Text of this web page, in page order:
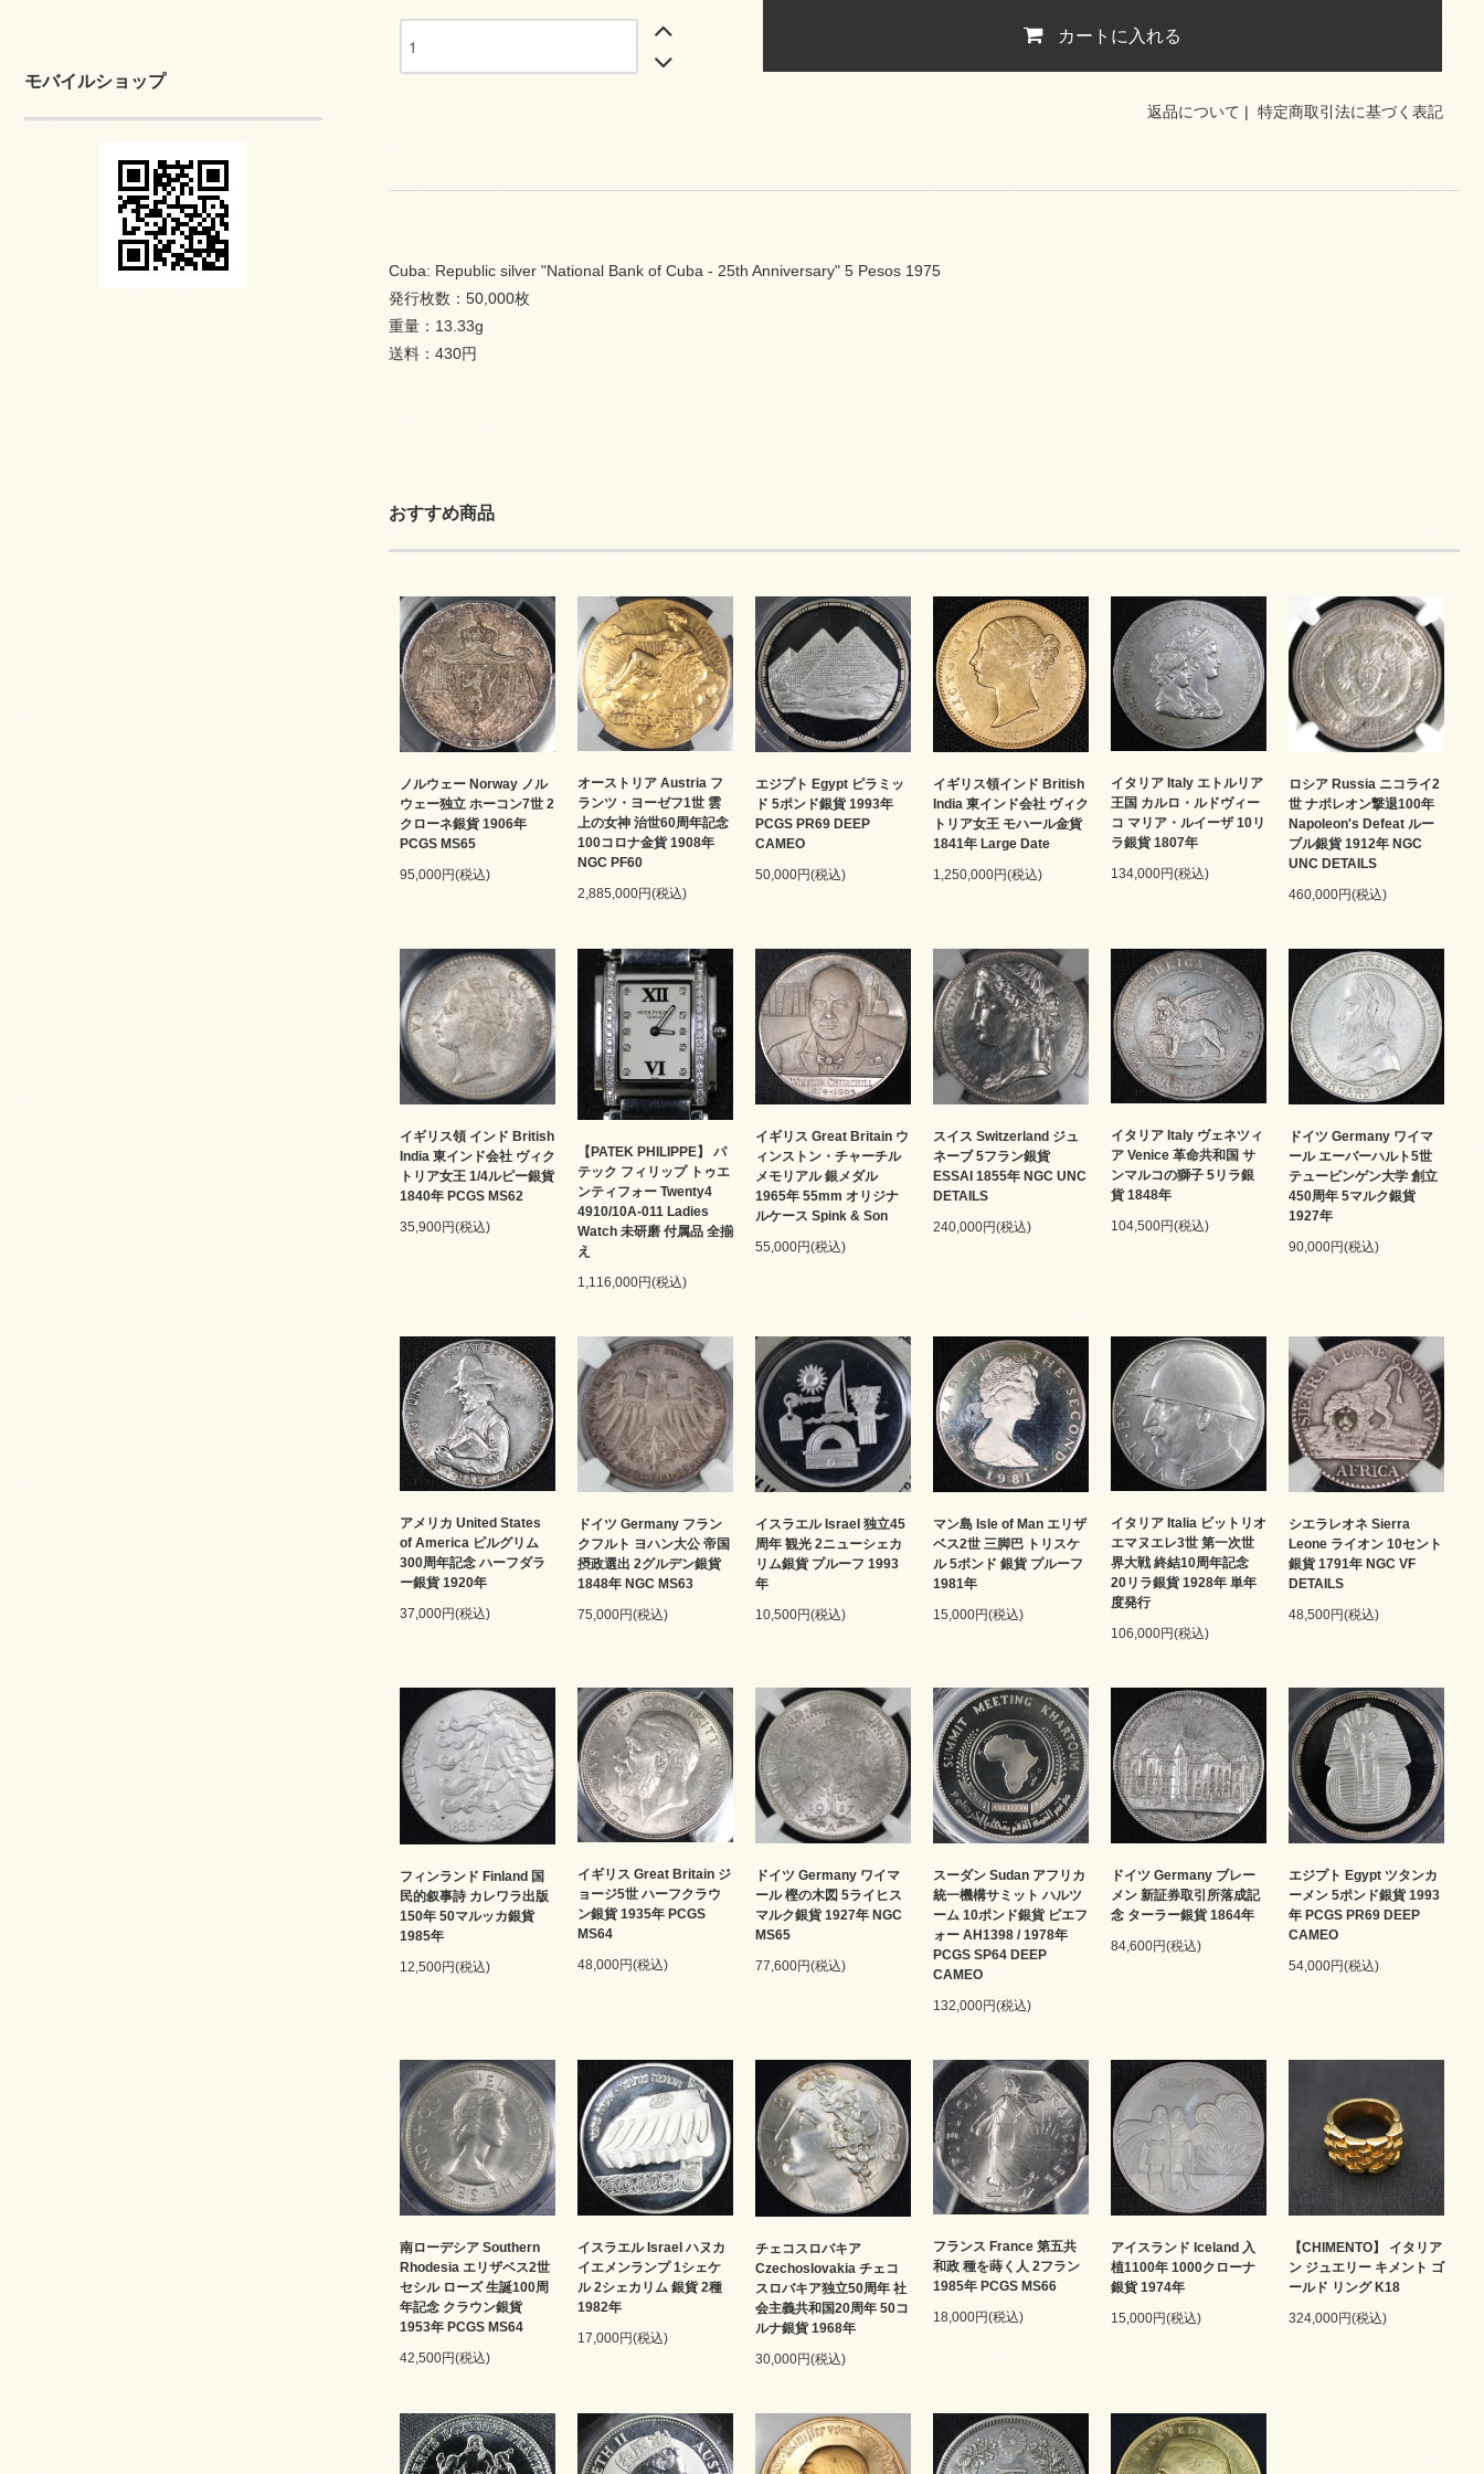
モバイルショップ
カートに入れる
返品について | 特定商取引法に基づく表記
Cuba: Republic silver "National Bank of Cuba - 25th Anniversary" 5 Pesos 1975
発行枚数：50,000枚
重量：13.33g
送料：430円
おすすめ商品
ノルウェー Norway ノル
ウェー独立 ホーコン7世 2
クローネ銀貨 1906年
PCGS MS65
95,000円(税込)
オーストリア Austria フ
ランツ・ヨーゼフ1世 雲
上の女神 治世60周年記念
100コロナ金貨 1908年
NGC PF60
2,885,000円(税込)
エジプト Egypt ピラミッ
ド 5ポンド銀貨 1993年
PCGS PR69 DEEP
CAMEO
50,000円(税込)
イギリス領インド British
India 東インド会社 ヴィク
トリア女王 モハール金貨
1841年 Large Date
1,250,000円(税込)
イタリア Italy エトルリア
王国 カルロ・ルドヴィー
コ マリア・ルイーザ 10リ
ラ銀貨 1807年
134,000円(税込)
ロシア Russia ニコライ2
世 ナポレオン撃退100年
Napoleon's Defeat ルー
ブル銀貨 1912年 NGC
UNC DETAILS
460,000円(税込)
イギリス領 インド British
India 東インド会社 ヴィク
トリア女王 1/4ルピー銀貨
1840年 PCGS MS62
35,900円(税込)
【PATEK PHILIPPE】 パ
テック フィリップ トゥエ
ンティフォー Twenty4
4910/10A-011 Ladies
Watch 未研磨 付属品 全揃
え
1,116,000円(税込)
イギリス Great Britain ウ
ィンストン・チャーチル
メモリアル 銀メダル
1965年 55mm オリジナ
ルケース Spink & Son
55,000円(税込)
スイス Switzerland ジュ
ネーブ 5フラン銀貨
ESSAI 1855年 NGC UNC
DETAILS
240,000円(税込)
イタリア Italy ヴェネツィ
ア Venice 革命共和国 サ
ンマルコの獅子 5リラ銀
貨 1848年
104,500円(税込)
ドイツ Germany ワイマ
ール エーバーハルト5世
テュービンゲン大学 創立
450周年 5マルク銀貨
1927年
90,000円(税込)
アメリカ United States
of America ピルグリム
300周年記念 ハーフダラ
ー銀貨 1920年
37,000円(税込)
ドイツ Germany フラン
クフルト ヨハン大公 帝国
摂政選出 2グルデン銀貨
1848年 NGC MS63
75,000円(税込)
イスラエル Israel 独立45
周年 観光 2ニューシェカ
リム銀貨 プルーフ 1993
年
10,500円(税込)
マン島 Isle of Man エリザ
ベス2世 三脚巴 トリスケ
ル 5ポンド 銀貨 プルーフ
1981年
15,000円(税込)
イタリア Italia ビットリオ
エマヌエレ3世 第一次世
界大戦 終結10周年記念
20リラ銀貨 1928年 単年
度発行
106,000円(税込)
シエラレオネ Sierra
Leone ライオン 10セント
銀貨 1791年 NGC VF
DETAILS
48,500円(税込)
フィンランド Finland 国
民的叙事詩 カレワラ出版
150年 50マルッカ銀貨
1985年
12,500円(税込)
イギリス Great Britain ジ
ョージ5世 ハーフクラウ
ン銀貨 1935年 PCGS
MS64
48,000円(税込)
ドイツ Germany ワイマ
ール 樫の木図 5ライヒス
マルク銀貨 1927年 NGC
MS65
77,600円(税込)
スーダン Sudan アフリカ
統一機構サミット ハルツ
ーム 10ポンド銀貨 ピエフ
ォー AH1398 / 1978年
PCGS SP64 DEEP
CAMEO
132,000円(税込)
ドイツ Germany ブレー
メン 新証券取引所落成記
念 ターラー銀貨 1864年
84,600円(税込)
エジプト Egypt ツタンカ
ーメン 5ポンド銀貨 1993
年 PCGS PR69 DEEP
CAMEO
54,000円(税込)
南ローデシア Southern
Rhodesia エリザベス2世
セシル ローズ 生誕100周
年記念 クラウン銀貨
1953年 PCGS MS64
42,500円(税込)
イスラエル Israel ハヌカ
イエメンランプ 1シェケ
ル 2シェカリム 銀貨 2種
1982年
17,000円(税込)
チェコスロバキア
Czechoslovakia チェコ
スロバキア独立50周年 社
会主義共和国20周年 50コ
ルナ銀貨 1968年
30,000円(税込)
フランス France 第五共
和政 種を蒔く人 2フラン
1985年 PCGS MS66
18,000円(税込)
アイスランド Iceland 入
植1100年 1000クローナ
銀貨 1974年
15,000円(税込)
【CHIMENTO】 イタリア
ン ジュエリー キメント ゴ
ールド リング K18
324,000円(税込)